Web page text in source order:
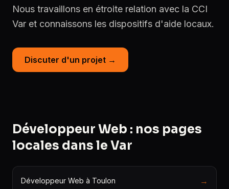
Nous travaillons en étroite relation avec la CCI
Var et connaissons les dispositifs d'aide locaux.
Discuter d'un projet →
Développeur Web : nos pages
locales dans le Var
Développeur Web à Toulon →